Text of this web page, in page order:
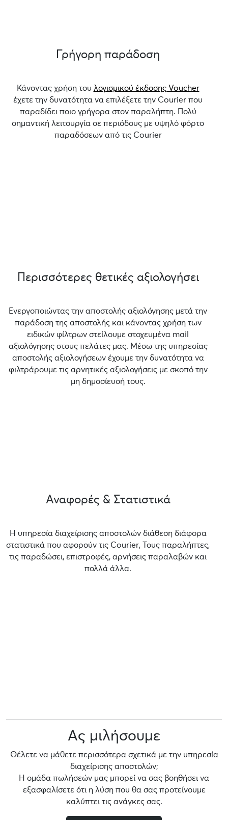
Γρήγορη παράδοση
Κάνοντας χρήση του λογισμικού έκδοσης Voucher
έχετε την δυνατότητα να επιλέξετε την Courier που
παραδίδει ποιο γρήγορα στον παραλήπτη. Πολύ
σημαντική λειτουργία σε περιόδους με υψηλό φόρτο
παραδόσεων από τις Courier
Περισσότερες θετικές αξιολογήσει
Ενεργοποιώντας την αποστολής αξιολόγησης μετά την
παράδοση της αποστολής και κάνοντας χρήση των
ειδικών φίλτρων στείλουμε στοχευμένα mail
αξιολόγησης στους πελάτες μας. Μέσω της υπηρεσίας
αποστολής αξιολογήσεων έχουμε την δυνατότητα να
φιλτράρουμε τις αρνητικές αξιολογήσεις με σκοπό την
μη δημοσίευσή τους.
Αναφορές & Στατιστικά
Η υπηρεσία διαχείρισης αποστολών διάθεση διάφορα
στατιστικά που αφορούν τις Courier, Τους παραλήπτες,
τις παραδώσει, επιστροφές, αρνήσεις παραλαβών και
πολλά άλλα.
Ας μιλήσουμε
Θέλετε να μάθετε περισσότερα σχετικά με την υπηρεσία
διαχείρισης αποστολών;
Η ομάδα πωλήσεών μας μπορεί να σας βοηθήσει να
εξασφαλίσετε ότι η λύση που θα σας προτείνουμε
καλύπτει τις ανάγκες σας.